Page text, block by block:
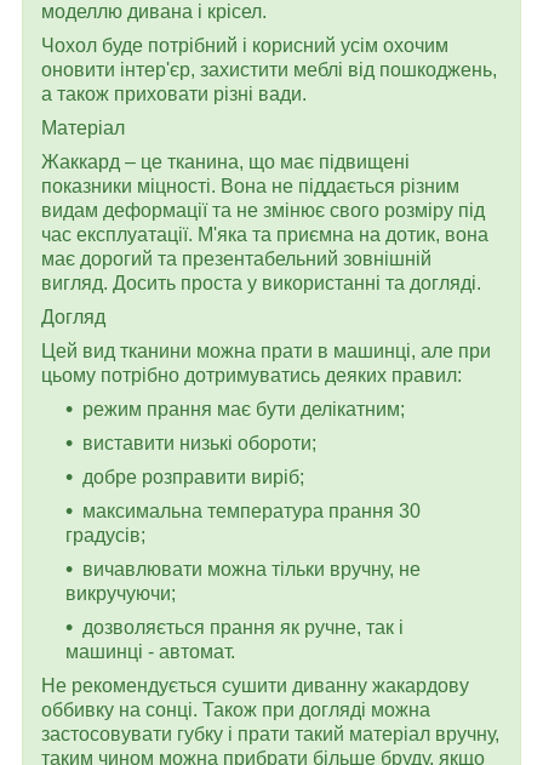
моделлю дивана і крісел.
Чохол буде потрібний і корисний усім охочим
оновити інтер'єр, захистити меблі від пошкоджень,
а також приховати різні вади.
Матеріал
Жаккард – це тканина, що має підвищені
показники міцності. Вона не піддається різним
видам деформації та не змінює свого розміру під
час експлуатації. М'яка та приємна на дотик, вона
має дорогий та презентабельний зовнішній
вигляд. Досить проста у використанні та догляді.
Догляд
Цей вид тканини можна прати в машинці, але при
цьому потрібно дотримуватись деяких правил:
режим прання має бути делікатним;
виставити низькі обороти;
добре розправити виріб;
максимальна температура прання 30
градусів;
вичавлювати можна тільки вручну, не
викручуючи;
дозволяється прання як ручне, так і
машинці - автомат.
Не рекомендується сушити диванну жакардову
оббивку на сонці. Також при догляді можна
застосовувати губку і прати такий матеріал вручну,
таким чином можна прибрати більше бруду, якщо